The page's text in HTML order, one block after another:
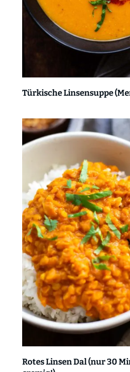
Türkische Linsensuppe
Rotes Linsen Dal (nur 30